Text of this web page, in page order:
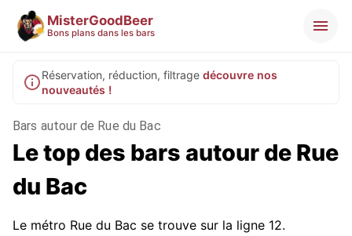
MisterGoodBeer
Bons plans dans les bars
Réservation, réduction, filtrage découvre nos
nouveautés !
Bars autour de Rue du Bac
Le top des bars autour de Rue
du Bac
Le métro Rue du Bac se trouve sur la ligne 12.